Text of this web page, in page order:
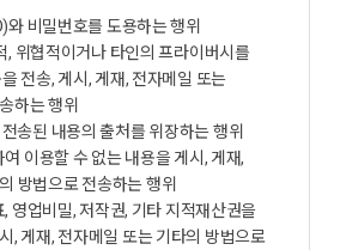
와 비밀번호를 도용하는 행위
, 위협적이거나 타인의 프라이버시를
전송, 게시, 게재, 전자메일 또는
하는 행위
송된 내용의 출처를 위장하는 행위
이용할 수 없는 내용을 게시, 게재,
방법으로 전송하는 행위
영업비밀, 저작권, 기타 지적재산권을
, 게재, 전자메일 또는 기타의 방법으로